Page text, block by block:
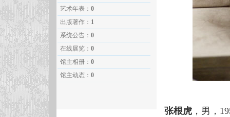
艺术年表： 0
出版著作： 1
系统公告： 0
在线展览： 0
馆主相册： 0
馆主动态： 0
张根虎 ，男，